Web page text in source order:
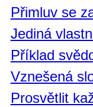
Přimluv se
Jediná
Příklad
Vznešená
Prosvětlit